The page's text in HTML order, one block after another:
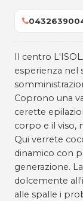
Il centro
esperienza nel
Coprono una
cerette
corpo e il viso,
Qui verrete
dinamico con
generazione.
dolcemente
alle spalle i